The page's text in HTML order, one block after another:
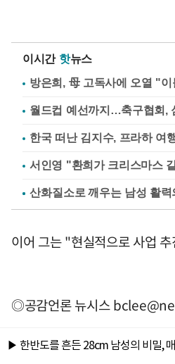
이시간 핫뉴스
방은희, 母 고독사에 오열 "
월드컵 예선까지…축구협회,
한국 떠난 김지수, 프라하 여
서인영 "환희가 크리스마스
이어 그는 "현실적으로 사업
◎공감언론 뉴시스